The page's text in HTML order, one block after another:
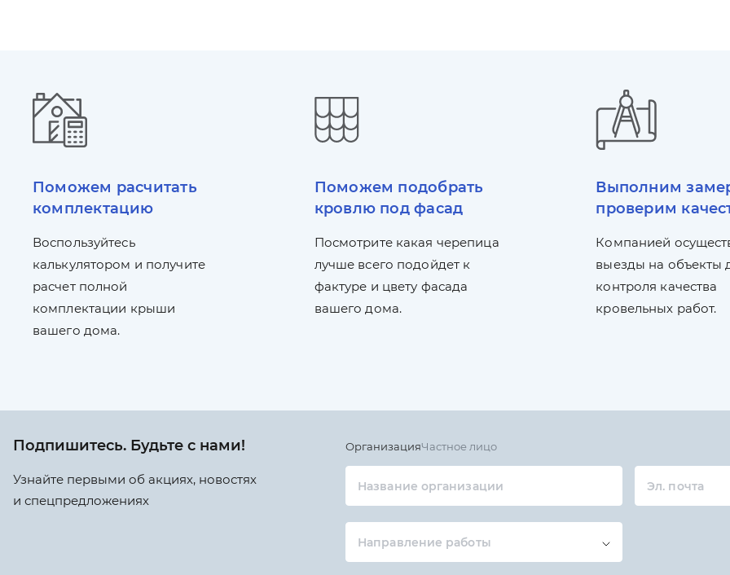
Поможем расчитать
комплектацию
Воспользуйтесь
калькулятором и получите
расчет полной
комплектации крыши
вашего дома.
Поможем подобрать
кровлю под фасад
Посмотрите какая черепица
лучше всего подойдет к
фактуре и цвету фасада
вашего дома.
Выполним
проверим
Компанией
выезды на объекты
контроля качества
кровельных работ.
Подпишитесь. Будьте с нами!
Узнайте первыми об акциях, новостях
и спецпредложениях
ОрганизацияЧастное лицо
Название организации Эл. почта
Направление работы